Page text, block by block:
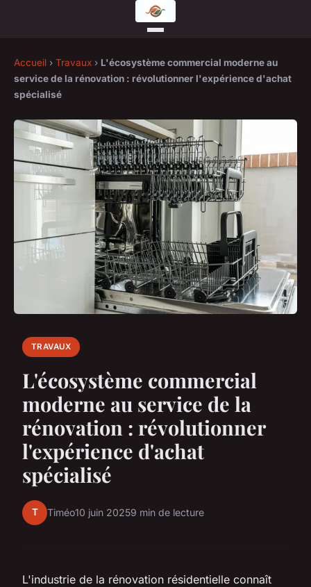
Accueil › Travaux › L'écosystème commercial moderne au
service de la rénovation : révolutionner l'expérience d'achat
spécialisé
TRAVAUX
L'écosystème commercial
moderne au service de la
rénovation : révolutionner
l'expérience d'achat
spécialisé
T Timéo10 juin 20259 min de lecture
L'industrie de la rénovation résidentielle connaît